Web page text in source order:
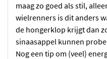
maag zo goed als stil,
wielrenners is dit anders
de hongerklop krijgt dan
sinaasappel kunnen
Nog een tip om (veel)